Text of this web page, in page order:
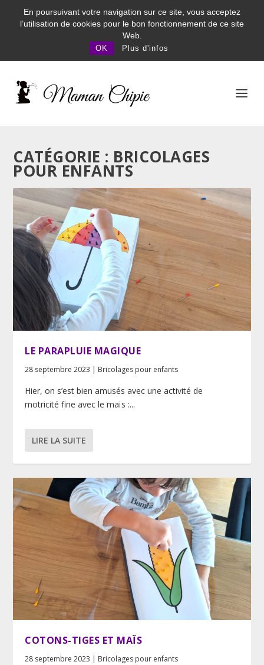
En poursuivant votre navigation sur ce site, vous acceptez
l’utilisation de cookies pour le bon fonctionnement de ce site
Web.
OK Plus d'infos
CATÉGORIE : BRICOLAGES
POUR ENFANTS
LE PARAPLUIE MAGIQUE
28 septembre 2023 | Bricolages pour enfants
Hier, on s’est bien amusés avec une activité de
motricité fine avec le maïs :...
LIRE LA SUITE
COTONS-TIGES ET MAÏS
28 septembre 2023 | Bricolages pour enfants